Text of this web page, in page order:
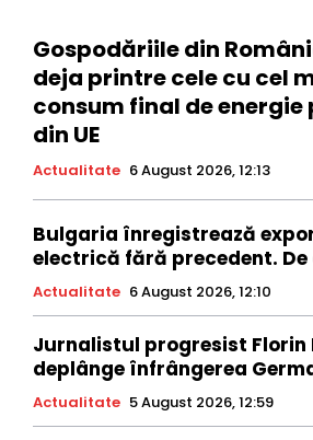
Gospodăriile din
deja printre cele cu cel
consum final de energie
din UE
Actualitate 6 August 2026, 12:13
Bulgaria înregistrează
electrică fără precedent. De
Actualitate 6 August 2026, 12:10
Jurnalistul progresist Florin
deplânge înfrângerea
Actualitate 5 August 2026, 12:59